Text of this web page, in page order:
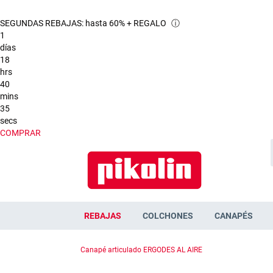
SEGUNDAS REBAJAS: hasta 60% + REGALO ⓘ
1
días
18
hrs
40
mins
33
secs
COMPRAR
REBAJAS COLCHONES CANAPÉS
Canapé articulado ERGODES AL AIRE